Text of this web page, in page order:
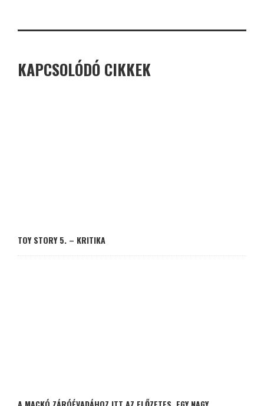
KAPCSOLÓDÓ CIKKEK
TOY STORY 5. – KRITIKA